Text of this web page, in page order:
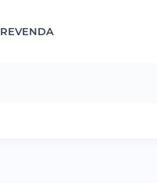
REVENDA